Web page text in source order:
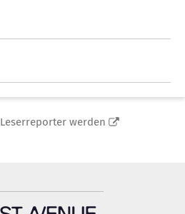
Leserreporter werden